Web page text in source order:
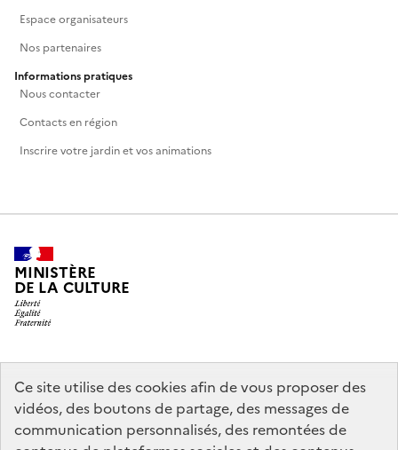
Ce site utilise des cookies afin de vous proposer des
vidéos, des boutons de partage, des messages de
communication personnalisés, des remontées de
Espace organisateurs
Nos partenaires
Informations pratiques
Nous contacter
Contacts en région
Inscrire votre jardin et vos animations
MINISTÈRE
DE LA CULTURE
legifrance.gouv.fr
info.gouv.fr
service-public.gouv.fr
data.gouv.fr